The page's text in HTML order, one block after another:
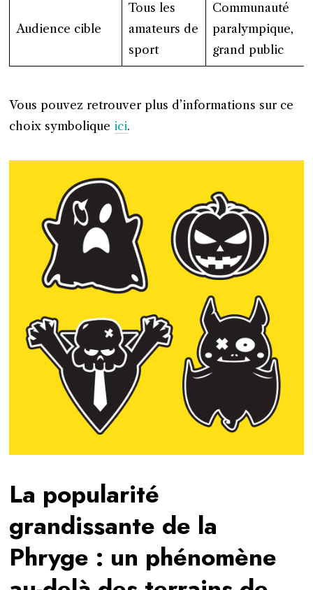
Audience cible
Tous les
amateurs de
sport
Communauté
paralympique,
grand public
Vous pouvez retrouver plus d’informations sur ce
choix symbolique ici.
La popularité
grandissante de la
Phryge : un phénomène